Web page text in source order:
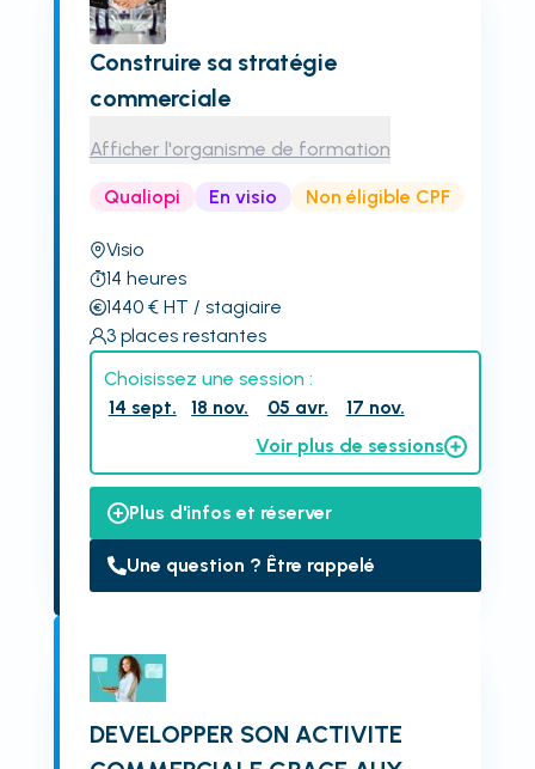
Construire sa stratégie
commerciale
Afficher l'organisme de formation
Qualiopi En visio Non éligible CPF
Visio
14 heures
1440€ HT / stagiaire
3 places restantes
Choisissez une session :
14 sept.
18 nov. 05 avr.
17 nov.
Voir plus de sessions
Plus d'infos et réserver
Une question ? Être rappelé
DEVELOPPER SON ACTIVITE